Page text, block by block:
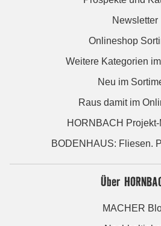
Newsletter
Onlineshop
Weitere Kategorien
Neu im
Raus damit im
HORNBACH
BODENHAUS: Fliesen.
Über
MACHER